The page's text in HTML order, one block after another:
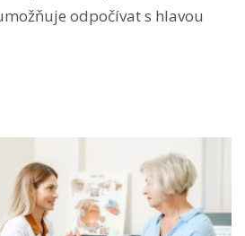
odpočívat s hlavou